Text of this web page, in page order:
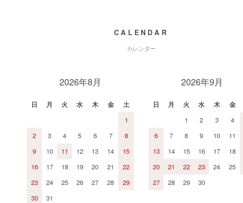
CALENDAR
カレンダー
2026年8月
日 月 火 水 木 金
土
1
2
3 4 5 6 7
8
9
10 11 12 13 14
15
16
17 18 19 20 21
22
23
24 25 26 27 28
29
30
31
2026年9月
日 月 火 水 木
金
1
2 3
4
6
7 8 9 10
11
13
14 15 16 17
18
20
21 22 23 24
25
27
28 29 30